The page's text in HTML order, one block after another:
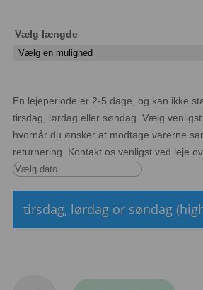
Vælg længde
En lejeperiode er 2-5 dage, og kan ikke
tirsdag, lørdag eller søndag. Vælg
hvornår du ønsker at modtage varerne
returnering. Kontakt os venligst ved leje
tirsdag, lørdag or søndag